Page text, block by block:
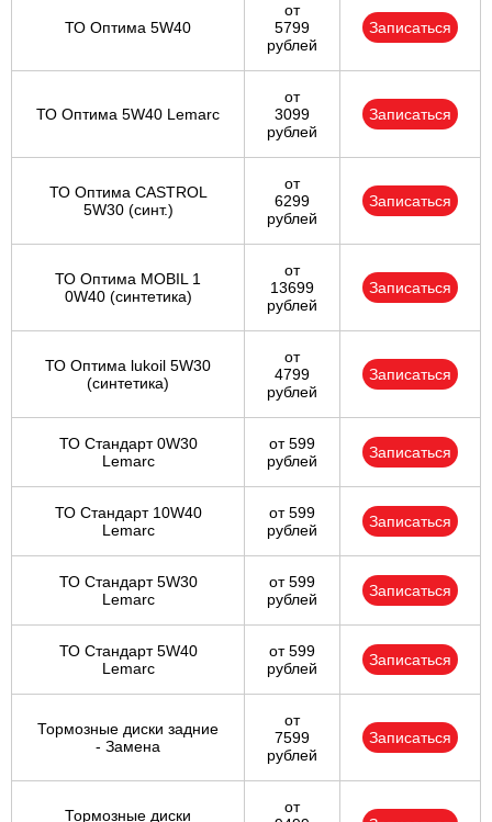
ТО Оптима 5W40
от
5799
рублей
Записаться
ТО Оптима 5W40 Lemarc
от
3099
рублей
Записаться
ТО Оптима CASTROL
5W30 (синт.)
от
6299
рублей
Записаться
ТО Оптима MOBIL 1
0W40 (синтетика)
от
13699
рублей
Записаться
ТО Оптима lukoil 5W30
(синтетика)
от
4799
рублей
Записаться
ТО Стандарт 0W30
Lemarc
от 599
рублей
Записаться
ТО Стандарт 10W40
Lemarc
от 599
рублей
Записаться
ТО Стандарт 5W30
Lemarc
от 599
рублей
Записаться
ТО Стандарт 5W40
Lemarc
от 599
рублей
Записаться
Тормозные диски задние
- Замена
от
7599
рублей
Записаться
Тормозные диски
от